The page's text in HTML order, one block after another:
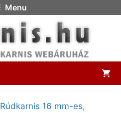
Menu
Rúdkarnis 16 mm-es,